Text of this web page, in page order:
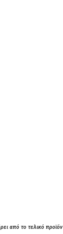
από το τελικό προϊόν